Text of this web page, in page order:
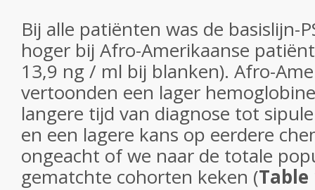
Bij alle patiënten was de basislijn-
hoger bij Afro-Amerikaanse
13,9 ng / ml bij blanken). Afro-
vertoonden een lager
langere tijd van diagnose tot
en een lagere kans op eerdere
ongeacht of we naar de totale
gematchte cohorten keken (Table